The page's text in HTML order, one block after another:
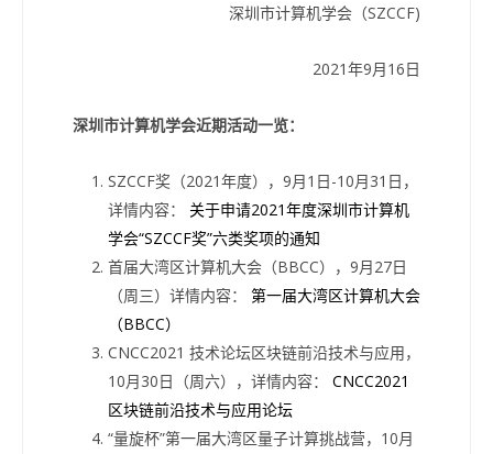
深圳市计算机学会（SZCCF)
2021年9月16日
深圳市计算机学会近期活动一览：
SZCCF奖（2021年度），9月1日-10月31日，
详情内容： 关于申请2021年度深圳市计算机
学会“SZCCF奖”六类奖项的通知
首届大湾区计算机大会（BBCC），9月27日
（周三）详情内容： 第一届大湾区计算机大会
（BBCC）
CNCC2021 技术论坛区块链前沿技术与应用，
10月30日（周六），详情内容： CNCC2021
区块链前沿技术与应用论坛
“量旋杯”第一届大湾区量子计算挑战营，10月